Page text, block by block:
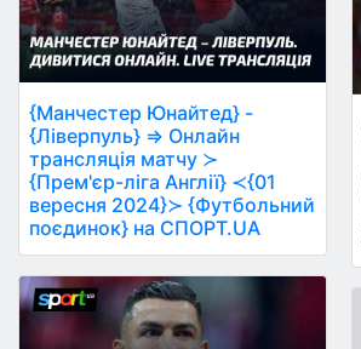
{Манчестер Юнайтед} -
{Ліверпуль} ⇒ Онлайн
трансляція матчу ≻
{Прем'єр-ліга Англії} ≺{01
вересня 2024}≻ {Футбольний
поєдинок} на СПОРТ.UA